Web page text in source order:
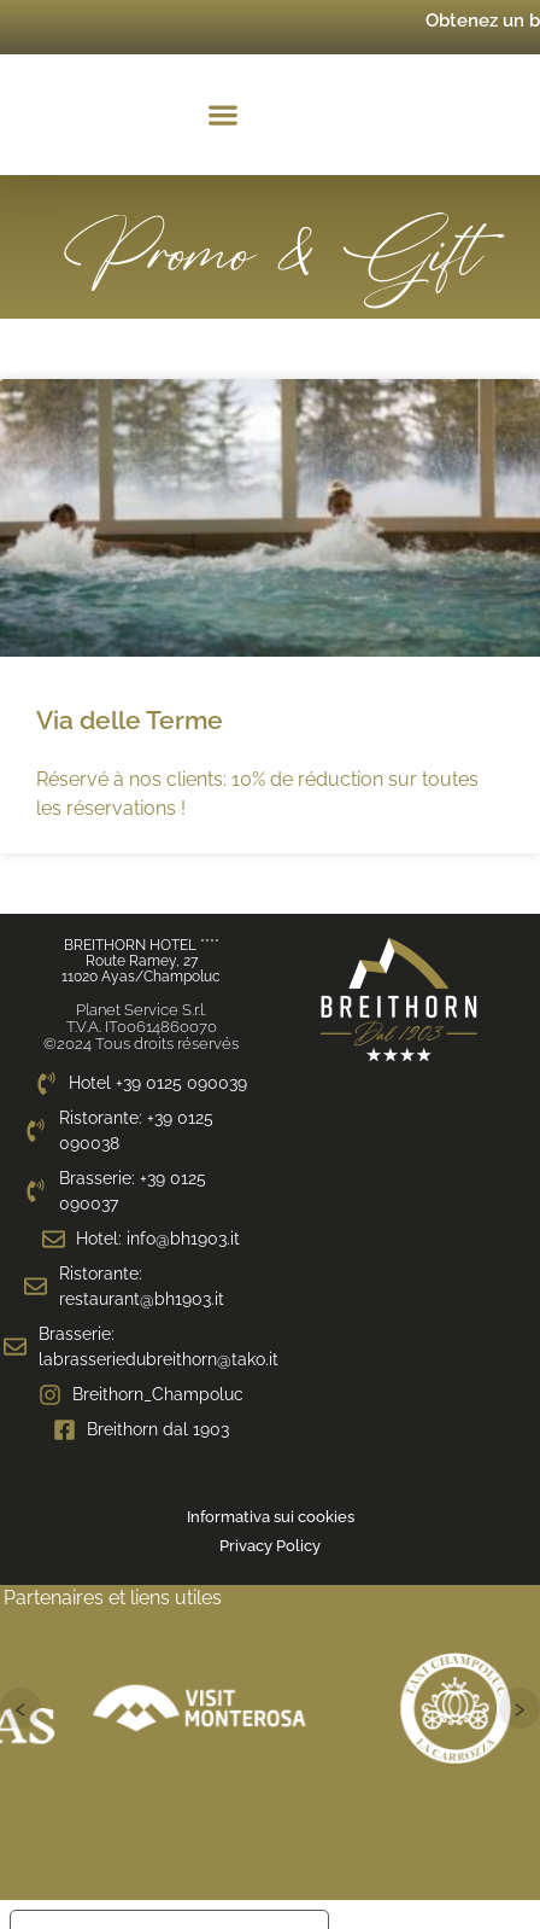
Obtenez un
Promo & Gift
Via delle Terme
Réservé à nos clients: 10% de réduction sur toutes
les réservations !
BREITHORN HOTEL ****
Route Ramey, 27
11020 Ayas/Champoluc
Planet Service S.r.l.
T.V.A. IT00614860070
©2024 Tous droits réservés
Hotel +39 0125 090039
Ristorante: +39 0125
090038
Brasserie: +39 0125
090037
Hotel: info@bh1903.it
Ristorante:
restaurant@bh1903.it
Brasserie:
labrasseriedubreithorn@tako.it
Breithorn_Champoluc
Breithorn dal 1903
Informativa sui cookies
Privacy Policy
Partenaires et liens utiles
‹ ›